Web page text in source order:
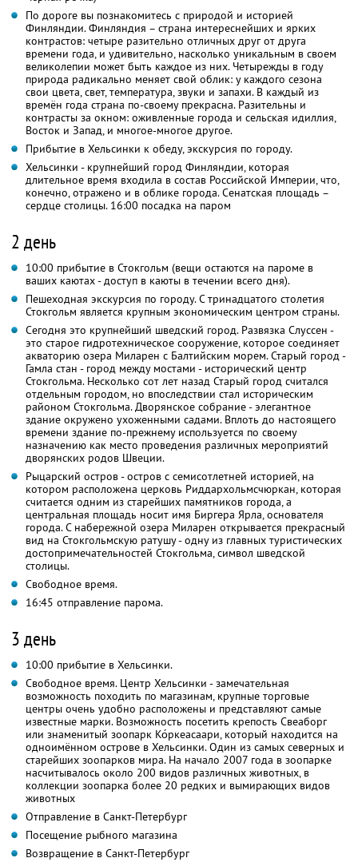
По дороге вы познакомитесь с природой и историей
Финляндии. Финляндия – страна интереснейших и ярких
контрастов: четыре разительно отличных друг от друга
времени года, и удивительно, насколько уникальным в своем
великолепии может быть каждое из них. Четырежды в году
природа радикально меняет свой облик: у каждого сезона
свои цвета, свет, температура, звуки и запахи. В каждый из
времён года страна по-своему прекрасна. Разительны и
контрасты за окном: оживленные города и сельская идиллия,
Восток и Запад, и многое-многое другое.
Прибытие в Хельсинки к обеду, экскурсия по городу.
Хельсинки - крупнейший город Финляндии, которая
длительное время входила в состав Российской Империи, что,
конечно, отражено и в облике города. Сенатская площадь –
сердце столицы. 16:00 посадка на паром
2 день
10:00 прибытие в Стокгольм (вещи остаются на пароме в
ваших каютах - доступ в каюты в течении всего дня).
Пешеходная экскурсия по городу. С тринадцатого столетия
Стокгольм является крупным экономическим центром страны.
Сегодня это крупнейший шведский город. Развязка Слуссен -
это старое гидротехническое сооружение, которое соединяет
акваторию озера Миларен с Балтийским морем. Старый город -
Гамла стан - город между мостами - исторический центр
Стокгольма. Несколько сот лет назад Старый город считался
отдельным городом, но впоследствии стал историческим
районом Стокгольма. Дворянское собрание - элегантное
здание окружено ухоженными садами. Вплоть до настоящего
времени здание по-прежнему используется по своему
назначению как место проведения различных мероприятий
дворянских родов Швеции.
Рыцарский остров - остров с семисотлетней историей, на
котором расположена церковь Риддархольмсчюркан, которая
считается одним из старейших памятников города, а
центральная площадь носит имя Биргера Ярла, основателя
города. С набережной озера Миларен открывается прекрасный
вид на Стокгольмскую ратушу - одну из главных туристических
достопримечательностей Стокгольма, символ шведской
столицы.
Свободное время.
16:45 отправление парома.
3 день
10:00 прибытие в Хельсинки.
Свободное время. Центр Хельсинки - замечательная
возможность походить по магазинам, крупные торговые
центры очень удобно расположены и представляют самые
известные марки. Возможность посетить крепость Свеаборг
или знаменитый зоопарк Ко́ркеасаари, который находится на
одноимённом острове в Хельсинки. Один из самых северных и
старейших зоопарков мира. На начало 2007 года в зоопарке
насчитывалось около 200 видов различных животных, в
коллекции зоопарка более 20 редких и вымирающих видов
животных
Отправление в Санкт-Петербург
Посещение рыбного магазина
Возвращение в Санкт-Петербург